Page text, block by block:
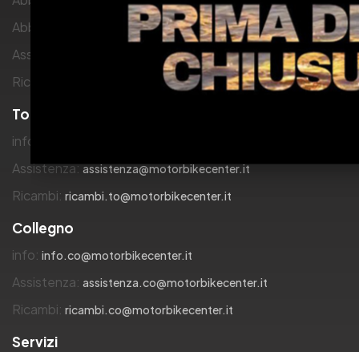
Abbigliamento: k.scandolera@motorbikecenter.it
Assistenza: assistenza.to@motorbikecenter.it
Ricambi: ricambi@motorbikecenter.it
Torino
info:
Assistenza:assistenza@motorbikecenter.it
Ricambi: ricambi.to@motorbikecenter.it
Collegno
info: info.co@motorbikecenter.it
Assistenza: assistenza.co@motorbikecenter.it
Ricambi: ricambi.co@motorbikecenter.it
Servizi